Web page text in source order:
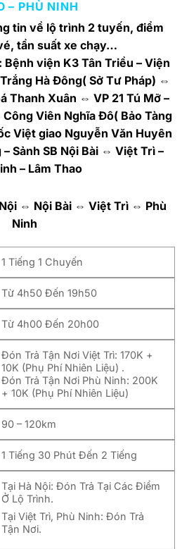
– PHÙ NINH
tin về lộ trình 2 tuyến, điểm
tần suất xe chạy…
Bệnh viện K3 Tân Triều – Viện
Hà Đông( Sở Tư Pháp) ⇔
Thanh Xuân ⇔ VP 21 Tú Mỡ –
Viên Nghĩa Đô( Bảo Tàng
Việt giao Nguyễn Văn Huyên
Sảnh SB Nội Bài ⇔ Việt Trì –
– Lâm Thao
⇔ Nội Bài ⇔ Việt Trì ⇔ Phù
Ninh
1 Tiếng 1 Chuyến
Từ 4h50 Đến 19h50
Từ 4h00 Đến 20h00
Đón Trả Tận Nơi Việt Trì: 170K +
10K (Phụ Phí Nhiên Liệu) .
Đón Trả Tận Nơi Phù Ninh: 200K
+ 10K (Phụ Phí Nhiên Liệu)
90 – 120km
1 Tiếng 30 Phút Đến 2 Tiếng
Tại Hà Nội: Đón Trả Tại Các Điểm
Ở Lộ Trình.
Tại Việt Trì, Phù Ninh: Đón Trả
Tận Nơi.